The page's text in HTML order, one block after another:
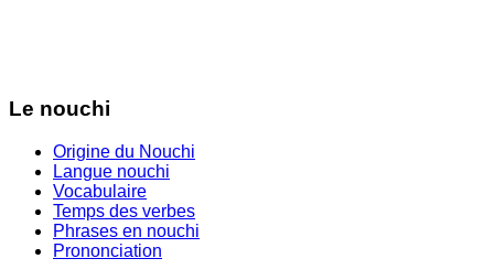
Le nouchi
Origine du Nouchi
Langue nouchi
Vocabulaire
Temps des verbes
Phrases en nouchi
Prononciation